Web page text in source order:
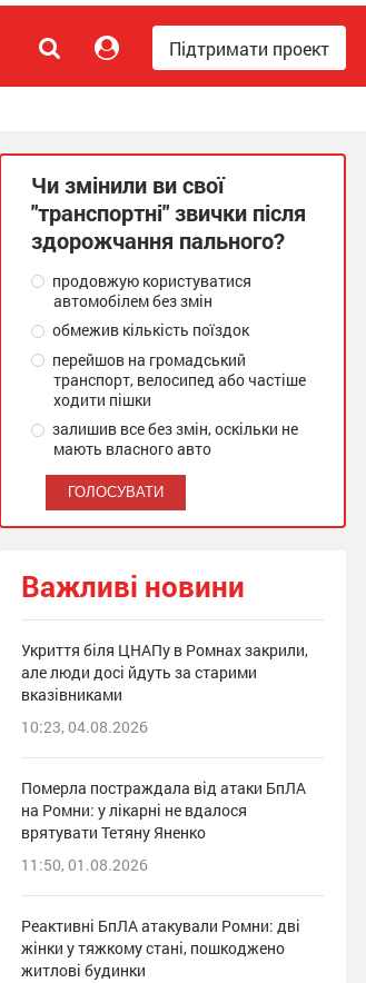
Підтримати проект
Чи змінили ви свої
"транспортні" звички після
здорожчання пального?
продовжую користуватися
автомобілем без змін
обмежив кількість поїздок
перейшов на громадський
транспорт, велосипед або частіше
ходити пішки
залишив все без змін, оскільки не
мають власного авто
Важливі новини
Укриття біля ЦНАПу в Ромнах закрили,
але люди досі йдуть за старими
вказівниками
10:23, 04.08.2026
Померла постраждала від атаки БпЛА
на Ромни: у лікарні не вдалося
врятувати Тетяну Яненко
11:50, 01.08.2026
Реактивні БпЛА атакували Ромни: дві
жінки у тяжкому стані, пошкоджено
житлові будинки